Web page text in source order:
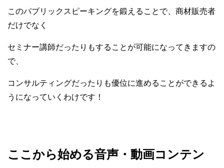
このパブリックスピーキングを鍛えることで、商材販売者
だけでなく
セミナー講師だったりもすることが可能になってきますの
で、
コンサルティングだったりも優位に進めることができるよ
うになっていくわけです！
ここから始める音声・動画コンテン